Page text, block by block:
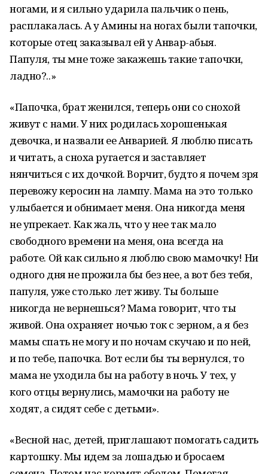
ногами, и я сильно ударила пальчик о пень,
расплакалась. А у Амины на ногах были тапочки,
которые отец заказывал ей у Анвар-абыя.
Папуля, ты мне тоже закажешь такие тапочки,
ладно?..»
«Папочка, брат женился, теперь они со снохой
живут с нами. У них родилась хорошенькая
девочка, и назвали ее Анварией. Я люблю писать
и читать, а сноха ругается и заставляет
нянчиться с их дочкой. Ворчит, будто я почем зря
перевожу керосин на лампу. Мама на это только
улыбается и обнимает меня. Она никогда меня
не упрекает. Как жаль, что у нее так мало
свободного времени на меня, она всегда на
работе. Ой как сильно я люблю свою мамочку! Ни
одного дня не прожила бы без нее, а вот без тебя,
папуля, уже столько лет живу. Ты больше
никогда не вернешься? Мама говорит, что ты
живой. Она охраняет ночью ток с зерном, а я без
мамы спать не могу и по ночам скучаю и по ней,
и по тебе, папочка. Вот если бы ты вернулся, то
мама не уходила бы на работу в ночь. У тех, у
кого отцы вернулись, мамочки на работу не
ходят, а сидят себе с детьми».
«Весной нас, детей, приглашают помогать садить
картошку. Мы идем за лошадью и бросаем